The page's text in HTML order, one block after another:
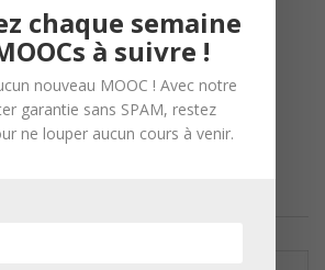
chaque semaine
à suivre !
nouveau MOOC ! Avec notre
garantie sans SPAM, restez
ne louper aucun cours à venir.